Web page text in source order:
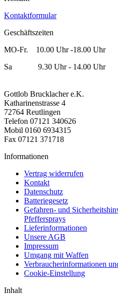
Kontaktformular
Geschäftszeiten
MO-Fr. 10.00 Uhr -18.00 Uhr
Sa 9.30 Uhr - 14.00 Uhr
Gottlob Brucklacher e.K.
Katharinenstrasse 4
72764 Reutlingen
Telefon 07121 340626
Mobil 0160 6934315
Fax 07121 371718
Informationen
Vertrag widerrufen
Kontakt
Datenschutz
Batteriegesetz
Gefahren- und
Pfeffersprays
Lieferinformationen
Unsere AGB
Impressum
Umgang mit Waffen
Verbraucherinformationen
Cookie-Einstellung
Inhalt